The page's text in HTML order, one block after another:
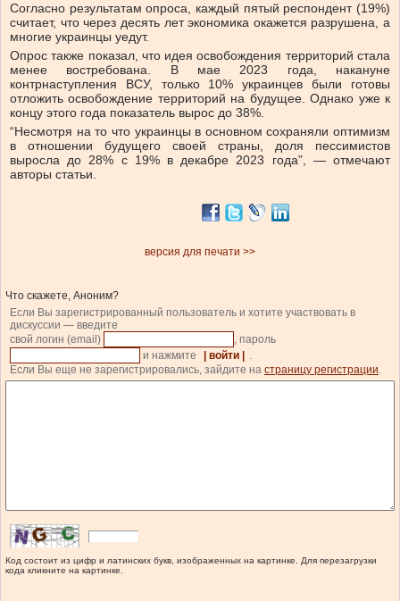
Согласно результатам опроса, каждый пятый респондент (19%)
считает, что через десять лет экономика окажется разрушена, а
многие украинцы уедут.
Опрос также показал, что идея освобождения территорий стала
менее востребована. В мае 2023 года, накануне
контрнаступления ВСУ, только 10% украинцев были готовы
отложить освобождение территорий на будущее. Однако уже к
концу этого года показатель вырос до 38%.
“Несмотря на то что украинцы в основном сохраняли оптимизм
в отношении будущего своей страны, доля пессимистов
выросла до 28% с 19% в декабре 2023 года”, — отмечают
авторы статьи.
версия для печати >>
Что скажете, Аноним?
Если Вы зарегистрированный пользователь и хотите участвовать в
дискуссии — введите
свой логин (email)
, пароль
и нажмите
| войти |
.
Если Вы еще не зарегистрировались, зайдите на страницу регистрации.
Код состоит из цифр и латинских букв, изображенных на картинке. Для перезагрузки
кода кликните на картинке.